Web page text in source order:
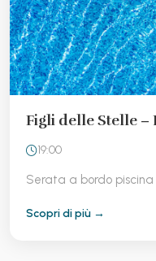
Figli delle Stelle –
19:00
Serata a bordo piscina
Scopri di più →